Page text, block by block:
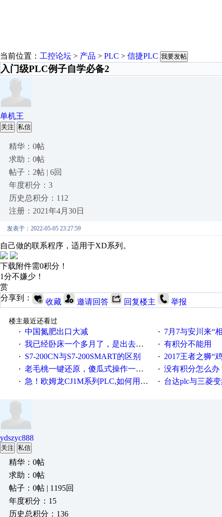
当前位置： 工控论坛 > 产品 > PLC > 信捷PLC 我要发帖
入门级PLC例子自学必备2
单机王
关注 私信
精华：0帖
求助：0帖
帖子：2帖 | 6回
年度积分：3
历史总积分：112
注册：2021年4月30日
发表于：2022-05-05 23:27:59
自己做的联系程序，适用于XD系列。
下载附件需0积分！
1分不嫌少！
赏
分享到：
收藏 邀请回答 回复楼主 举报
楼主最近还看过
· 中国氮肥出口大减 · 7月7与安川来“
· 我已经卧床一个多月了，是出去安装机械手在高速遭遇车祸所致:大家工作都要特别注意啊 · 有积分不能用
· S7-200CN与S7-200SMART的区别 · 2017王者之狮“鸡”情签到
· 老毛桃一键还原，傻瓜式操作一键轻松备份还原；程序为向导式安装，一键即可实现自动备份或还原系统。 · 没有积分怎么办
· 急！欧姆龙CJ1M系列PLC,如何用时间控制变频器。要求时间在组态王中可以自由输入！拜托各位大神了！ · 台达plc与三菱
ydszyc888
关注 私信
精华：0帖
求助：0帖
帖子：0帖 | 1195回
年度积分：15
历史总积分：136